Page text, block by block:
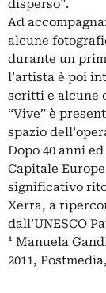
disperso”.
Ad
alcune
durante un
l’artista è poi
scritti e alcune
“Vive” è
spazio
Dopo 40 anni
Capitale
significativo
Xerra, a
dall’UNESCO
¹ Manuela
2011,